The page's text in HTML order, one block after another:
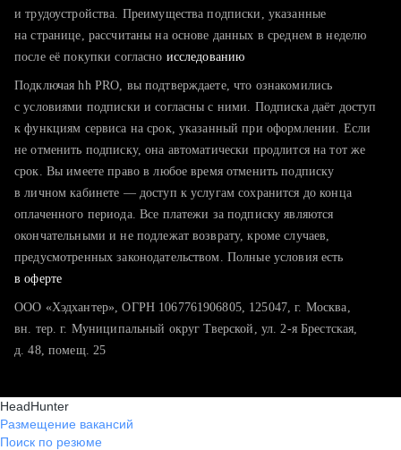
тратите много времени на поиск и вручную поднимаете
хотите сравнить себя с конкурентами и оценить шансы
и трудоустройства. Преимущества подписки, указанные
на странице, рассчитаны на основе данных в среднем в неделю
после её покупки согласно исследованию
Подключая hh PRO, вы подтверждаете, что ознакомились
с условиями подписки и согласны с ними. Подписка даёт доступ
к функциям сервиса на срок, указанный при оформлении. Если
не отменить подписку, она автоматически продлится на тот же
срок. Вы имеете право в любое время отменить подписку
в личном кабинете — доступ к услугам сохранится до конца
оплаченного периода. Все платежи за подписку являются
окончательными и не подлежат возврату, кроме случаев,
предусмотренных законодательством. Полные условия есть
в оферте
ООО «Хэдхантер», ОГРН 1067761906805, 125047, г. Москва,
вн. тер. г. Муниципальный округ Тверской, ул. 2-я Брестская,
д. 48, помещ. 25
HeadHunter
Размещение вакансий
Поиск по резюме